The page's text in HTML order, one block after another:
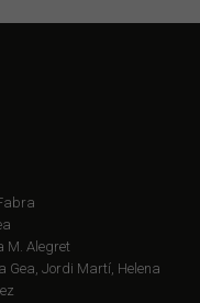
M. Alegret
Gea, Jordi Martí, Helena